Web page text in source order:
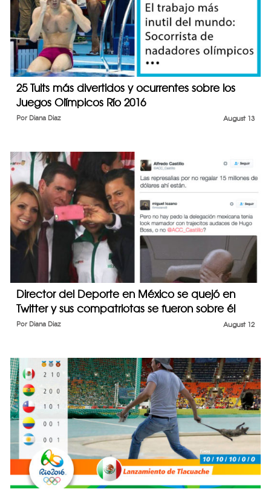
25 Tuits más divertidos y ocurrentes sobre los
Juegos Olímpicos Río 2016
August 13
Por Diana Diaz
Director del Deporte en México se quejó en
Twitter y sus compatriotas se fueron sobre él
August 12
Por Diana Diaz